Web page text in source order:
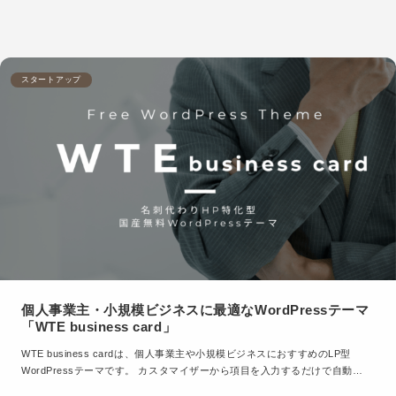
スタートアップ
個人事業主・小規模ビジネスに最適なWordPressテーマ
「WTE business card」
WTE business cardは、個人事業主や小規模ビジネスにおすすめのLP型
WordPressテーマです。 カスタマイザーから項目を入力するだけで自動…